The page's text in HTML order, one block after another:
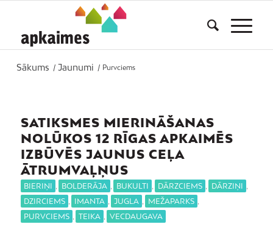
Sākums / Jaunumi / Purvciems
SATIKSMES MIERINĀŠANAS
NOLŪKOS 12 RĪGAS APKAIMĒS
IZBŪVĒS JAUNUS CEĻA
ĀTRUMVAĻŅUS
BIERIŅI , BOLDERĀJA , BUKULTI , DĀRZCIEMS , DĀRZIŅI ,
DZIRCIEMS , IMANTA , JUGLA , MEŽAPARKS ,
PURVCIEMS , TEIKA , VECDAUGAVA